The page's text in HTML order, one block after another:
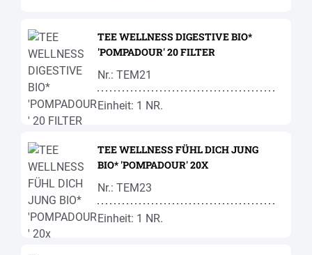
TEE WELLNESS DIGESTIVE BIO*
'POMPADOUR' 20 FILTER
Nr.: TEM21
Einheit: 1 NR.
TEE WELLNESS FÜHL DICH JUNG
BIO* 'POMPADOUR' 20X
Nr.: TEM23
Einheit: 1 NR.